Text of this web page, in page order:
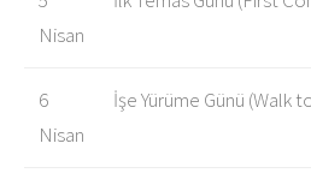
Nisan
6
Nisan
İşe Yürüme Günü (Walk